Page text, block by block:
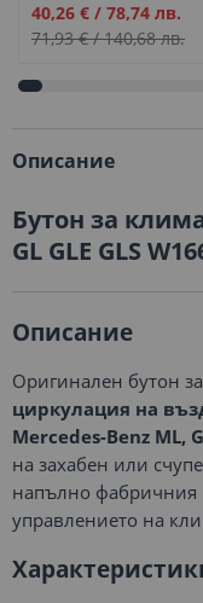
W247
Промо
цена
40,26 € / 78,74 лв.
71,93 €/140,68 лв.
Описание
Бутон за
GL GLE GLS
Описание
Оригинален бутон
циркулация на
Mercedes-Benz ML,
на захабен или
напълно фабричния
управлението на